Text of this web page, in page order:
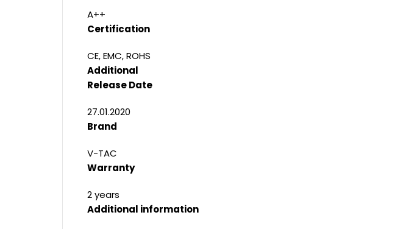
A++
Certification
CE, EMC, ROHS
Additional
Release Date
27.01.2020
Brand
V-TAC
Warranty
2 years
Additional information